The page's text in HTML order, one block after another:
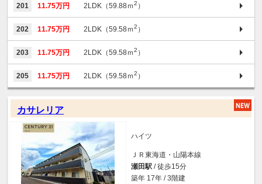
201 11.75万円 2LDK（59.88ｍ2 ）
202 11.75万円 2LDK（59.58ｍ2 ）
203 11.75万円 2LDK（59.58ｍ2 ）
205 11.75万円 2LDK（59.58ｍ2 ）
カサレリア
ハイツ
ＪＲ東海道・山陽本線
瀬田駅 / 徒歩15分
築年 17年 / 3階建